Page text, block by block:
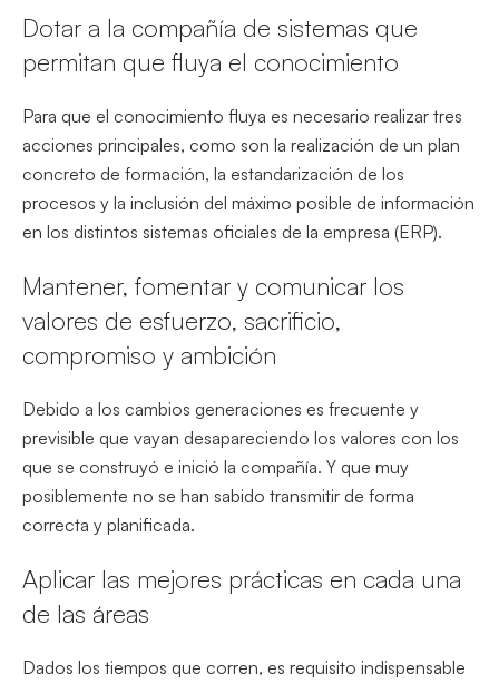
Dotar a la compañía de sistemas que
permitan que fluya el conocimiento
Para que el conocimiento fluya es necesario realizar tres
acciones principales, como son la realización de un plan
concreto de formación, la estandarización de los
procesos y la inclusión del máximo posible de información
en los distintos sistemas oficiales de la empresa (ERP).
Mantener, fomentar y comunicar los
valores de esfuerzo, sacrificio,
compromiso y ambición
Debido a los cambios generaciones es frecuente y
previsible que vayan desapareciendo los valores con los
que se construyó e inició la compañía. Y que muy
posiblemente no se han sabido transmitir de forma
correcta y planificada.
Aplicar las mejores prácticas en cada una
de las áreas
Dados los tiempos que corren, es requisito indispensable